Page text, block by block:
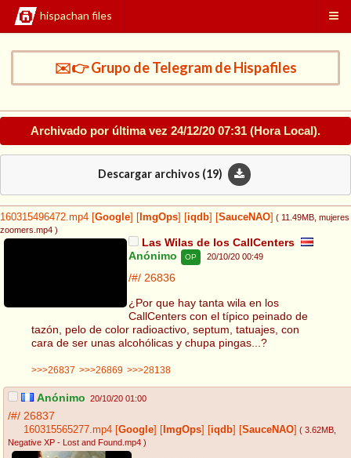
hispachan files
✉️👉 Grupo de Telegram de Hispafiles
Archivado por última vez 24/12/20 07:31 (Hora Local).
Descargar archivos (19)
160315496472.mp4 Google ImgOps iqdb SauceNAO ( 11.49MB , mujeres
zoomers.mp4 )
Las Wilas de los CallCenters
Anónimo
OP 20/10/20 00:49
/#/ 26836
¿Por que hay tanta wila en los
CallCenters con el típico peinado de
tazón, pelo de color radioactivo, septum, tatuajes, con
cara de ser unas alcohólicas y chupa pingas...?
>>>26837 >>>26869 >>>28138
Anónimo 20/10/20 01:00
/#/ 26837
160315565277.mp4 Google ImgOps iqdb SauceNAO ( 3.62MB
Negative XP - Lost and Found.mp4 )